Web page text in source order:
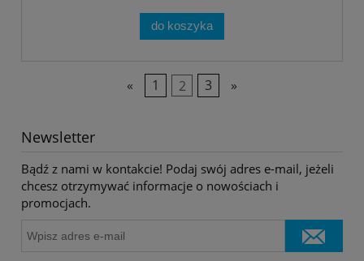
do koszyka
« 1 2 3 »
Newsletter
Bądź z nami w kontakcie! Podaj swój adres e-mail, jeżeli
chcesz otrzymywać informacje o nowościach i
promocjach.